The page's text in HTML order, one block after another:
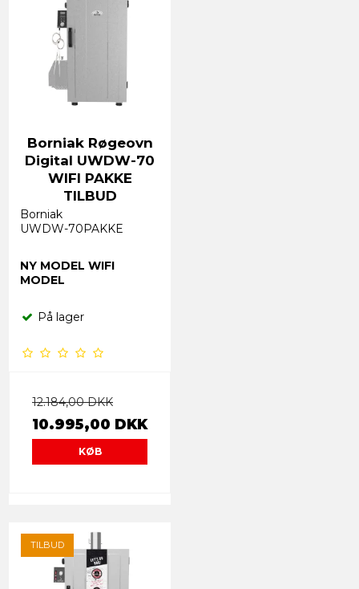
Borniak Røgeovn
Digital UWDW-70
WIFI PAKKE
TILBUD
Borniak
UWDW-70PAKKE
NY MODEL WIFI
MODEL
På lager
12.184,00 DKK
10.995,00 DKK
KØB
TILBUD